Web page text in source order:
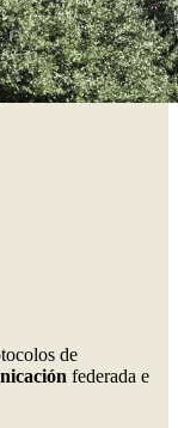
de
federada e